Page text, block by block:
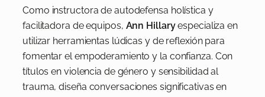
Como instructora de autodefensa holística y
facilitadora de equipos, Ann Hillaryespecializa en
utilizar herramientas lúdicas y de reflexión para
fomentar el empoderamiento y la confianza. Con
títulos en violencia de género y sensibilidad al
trauma, diseña conversaciones significativas en